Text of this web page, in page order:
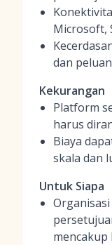
Microsoft,
dan
Kekurangan
Platform
harus
Biaya
skala dan
Untuk Siapa
mencakup